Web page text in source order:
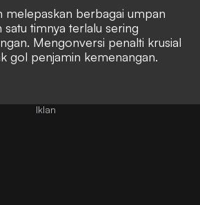
melepaskan berbagai umpan
satu timnya terlalu sering
Mengonversi penalti krusial
gol penjamin kemenangan.